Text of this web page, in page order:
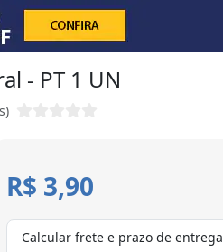
- PT 1 UN
R$ 3,90
Calcular frete e prazo de entrega